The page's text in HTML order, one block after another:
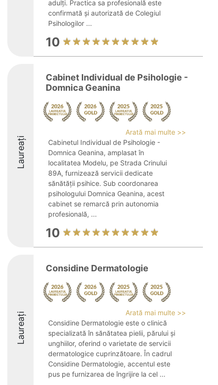
adulți. Practica sa profesională este
confirmată și autorizată de Colegiul
Psihologilor ...
10
Laureați
Cabinet Individual de Psihologie -
Domnica Geanina
Arată mai multe >>
Cabinetul Individual de Psihologie -
Domnica Geanina, amplasat în
localitatea Modelu, pe Strada Crinului
89A, furnizează servicii dedicate
sănătății psihice. Sub coordonarea
psihologului Domnica Geanina, acest
cabinet se remarcă prin autonomia
profesională, ...
10
Laureați
Considine Dermatologie
Arată mai multe >>
Considine Dermatologie este o clinică
specializată în sănătatea pielii, părului și
unghiilor, oferind o varietate de servicii
dermatologice cuprinzătoare. În cadrul
Considine Dermatologie, accentul este
pus pe furnizarea de îngrijire la cel ...